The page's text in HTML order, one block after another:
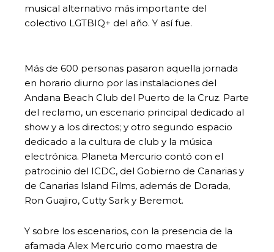
musical alternativo más importante del
colectivo LGTBIQ+ del año. Y así fue.
Más de 600 personas pasaron aquella jornada
en horario diurno por las instalaciones del
Andana Beach Club del Puerto de la Cruz. Parte
del reclamo, un escenario principal dedicado al
show y a los directos; y otro segundo espacio
dedicado a la cultura de club y la música
electrónica. Planeta Mercurio contó con el
patrocinio del ICDC, del Gobierno de Canarias y
de Canarias Island Films, además de Dorada,
Ron Guajiro, Cutty Sark y Beremot.
Y sobre los escenarios, con la presencia de la
afamada Alex Mercurio como maestra de